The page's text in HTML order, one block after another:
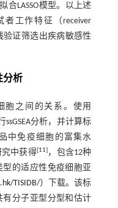
合LASSO模型。以上述
工作特征（receiver
验证筛选出疾病敏感性
分析
胞之间的关系。使用
ssGSEA分析，并计算标
中免疫细胞的富集水
中获得[11]，包含12种
的适应性免疫细胞亚
TISIDB/）下载。该标
分子亚型分型和估计